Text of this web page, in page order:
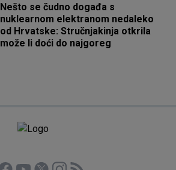
Nešto se čudno događa s
nuklearnom elektranom nedaleko
od Hrvatske: Stručnjakinja otkrila
može li doći do najgoreg